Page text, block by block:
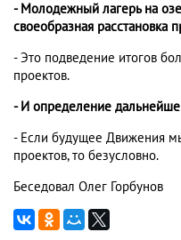
- Молодежный лагерь на
своеобразная расстановка
- Это подведение итогов
проектов.
- И определение
- Если будущее Движения
проектов, то безусловно.
Беседовал Олег Горбунов